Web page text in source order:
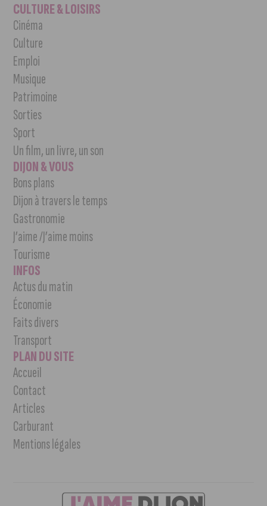
CULTURE & LOISIRS
Cinéma
Culture
Emploi
Musique
Patrimoine
Sorties
Sport
Un film, un livre, un son
DIJON & VOUS
Bons plans
Dijon à travers le temps
Gastronomie
J’aime /J’aime moins
Tourisme
INFOS
Actus du matin
Économie
Faits divers
Transport
PLAN DU SITE
Accueil
Contact
Articles
Carburant
Mentions légales